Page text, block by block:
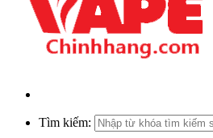
Tìm kiếm: